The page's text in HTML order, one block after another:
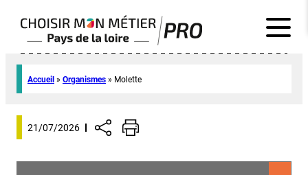
Accueil » Organismes » Molette
21/07/2026